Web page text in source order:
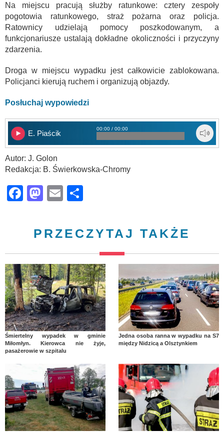
Na miejscu pracują służby ratunkowe: cztery zespoły
pogotowia ratunkowego, straż pożarna oraz policja.
Ratownicy udzielają pomocy poszkodowanym, a
funkcjonariusze ustalają dokładne okoliczności i przyczyny
zdarzenia.
Droga w miejscu wypadku jest całkowicie zablokowana.
Policjanci kierują ruchem i organizują objazdy.
Posłuchaj wypowiedzi
E. Piaścik
00:00 / 00:00
Autor: J. Golon
Redakcja: B. Świerkowska-Chromy
Facebook
Mastodon
Email
PRZECZYTAJ TAKŻE
Śmiertelny wypadek w gminie
Miłomłyn. Kierowca nie żyje,
pasażerowie w szpitalu
Jedna osoba ranna w wypadku na S7
między Nidzicą a Olsztynkiem